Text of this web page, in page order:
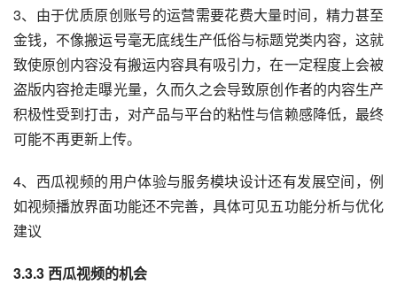
3、由于优质原创账号的运营需要花费大量时间，精力甚至
金钱，不像搬运号毫无底线生产低俗与标题党类内容，这就
致使原创内容没有搬运内容具有吸引力，在一定程度上会被
盗版内容抢走曝光量，久而久之会导致原创作者的内容生产
积极性受到打击，对产品与平台的粘性与信赖感降低，最终
可能不再更新上传。
4、西瓜视频的用户体验与服务模块设计还有发展空间，例
如视频播放界面功能还不完善，具体可见五功能分析与优化
建议
3.3.3 西瓜视频的机会